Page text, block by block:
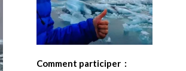
Comment participer :